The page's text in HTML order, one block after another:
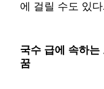
에 걸릴 수도 있
국수 급에 속하
꿈